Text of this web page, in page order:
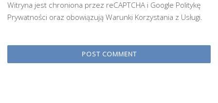
Witryna jest chroniona przez reCAPTCHA i Google Politykę
Prywatności oraz obowiązują Warunki Korzystania z Usługi.